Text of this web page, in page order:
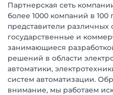
Партнерская сеть
более 1000 компаний в
представители
государственные и
занимающиеся
решений в области
автоматики,
систем автоматизации.
внимание, мы работаем